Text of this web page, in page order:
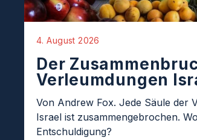
4. August 2026
Der
Verleumdungen
Von Andrew Fox. Jede Säule der
Israel ist zusammengebrochen.
Entschuldigung?